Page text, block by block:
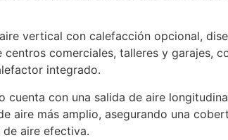
vertical con calefacción opcional,
centros comerciales, talleres y garajes,
integrado.
cuenta con una salida de aire
aire más amplio, asegurando una
de aire efectiva.